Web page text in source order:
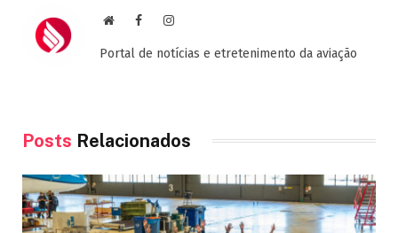
Site FacebookInstagram
Portal de notícias e etretenimento da aviação
Posts Relacionados